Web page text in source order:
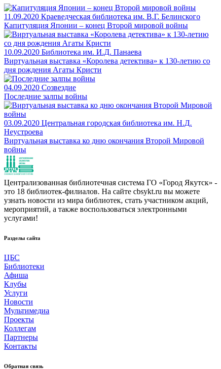
11.09.2020 Краеведческая библиотека им. В.Г. Белинского
Капитуляция Японии – конец Второй мировой войны
10.09.2020 Библиотека им. И.Д. Панаева
Виртуальная выставка «Королева детектива» к 130-летию со
дня рождения Агаты Кристи
04.09.2020 Созвездие
Последние залпы войны
03.09.2020 Центральная городская библиотека им. Н.Д.
Неустроева
Виртуальная выставка ко дню окончания Второй Мировой
войны
Централизованная библиотечная система ГО «Город Якутск» -
это 18 библиотек-филиалов. На сайте cbsykt.ru вы можете
узнать новости из мира библиотек, стать участником акций,
мероприятий, а также воспользоваться электронными
услугами!
Разделы сайта
ЦБС
Библиотеки
Афиша
Клубы
Услуги
Новости
Мультимедиа
Проекты
Коллегам
Партнеры
Контакты
Обратная связь